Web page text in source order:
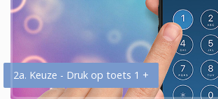
2a. Keuze - Druk op toets 1 +